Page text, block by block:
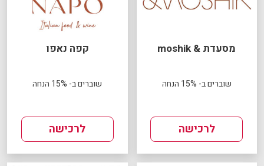
מסעדת & moshik
שוברים ב- 15% הנחה
לרכישה
קפה נאפו
שוברים ב- 15% הנחה
לרכישה